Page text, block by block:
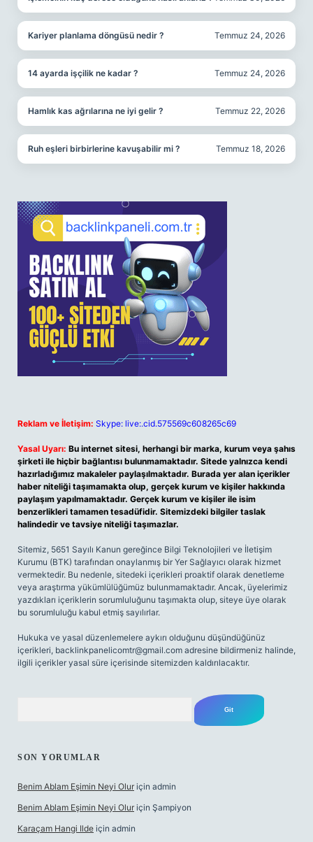
Kariyer planlama döngüsü nedir ? Temmuz 24, 2026
14 ayarda işçilik ne kadar ? Temmuz 24, 2026
Hamlık kas ağrılarına ne iyi gelir ? Temmuz 22, 2026
Ruh eşleri birbirlerine kavuşabilir mi ? Temmuz 18, 2026
Reklam ve İletişim: Skype: live:.cid.575569c608265c69
Yasal Uyarı: Bu internet sitesi, herhangi bir marka, kurum veya şahıs
şirketi ile hiçbir bağlantısı bulunmamaktadır. Sitede yalnızca kendi
hazırladığımız makaleler paylaşılmaktadır. Burada yer alan içerikler
haber niteliği taşımamakta olup, gerçek kurum ve kişiler hakkında
paylaşım yapılmamaktadır. Gerçek kurum ve kişiler ile isim
benzerlikleri tamamen tesadüfidir. Sitemizdeki bilgiler taslak
halindedir ve tavsiye niteliği taşımazlar.
Sitemiz, 5651 Sayılı Kanun gereğince Bilgi Teknolojileri ve İletişim
Kurumu (BTK) tarafından onaylanmış bir Yer Sağlayıcı olarak hizmet
vermektedir. Bu nedenle, sitedeki içerikleri proaktif olarak denetleme
veya araştırma yükümlülüğümüz bulunmamaktadır. Ancak, üyelerimiz
yazdıkları içeriklerin sorumluluğunu taşımakta olup, siteye üye olarak
bu sorumluluğu kabul etmiş sayılırlar.
Hukuka ve yasal düzenlemelere aykırı olduğunu düşündüğünüz
içerikleri, backlinkpanelicomtr@gmail.com adresine bildirmeniz halinde,
ilgili içerikler yasal süre içerisinde sitemizden kaldırılacaktır.
SON YORUMLAR
Benim Ablam Eşimin Neyi Olur için admin
Benim Ablam Eşimin Neyi Olur için Şampiyon
Karaçam Hangi Ilde için admin